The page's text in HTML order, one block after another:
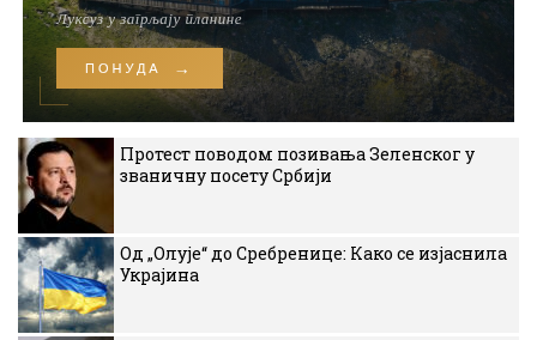
Протест поводом позивања Зеленског у
званичну посету Србији
Од „Олује“ до Сребренице: Како се изјаснила
Украјина